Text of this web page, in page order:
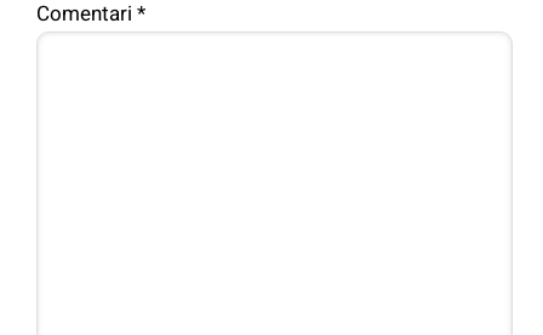
Comentari *